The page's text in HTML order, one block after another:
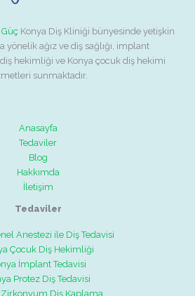
Konya Diş Kliniği bünyesinde yetişkin
yönelik ağız ve diş sağlığı, implant
hekimliği ve Konya çocuk diş hekimi
sunmaktadır.
Anasayfa
Tedaviler
Blog
Hakkımda
İletişim
Tedaviler
Anestezi ile Diş Tedavisi
Çocuk Diş Hekimliği
İmplant Tedavisi
Protez Diş Tedavisi
Zirkonyum Diş Kaplama